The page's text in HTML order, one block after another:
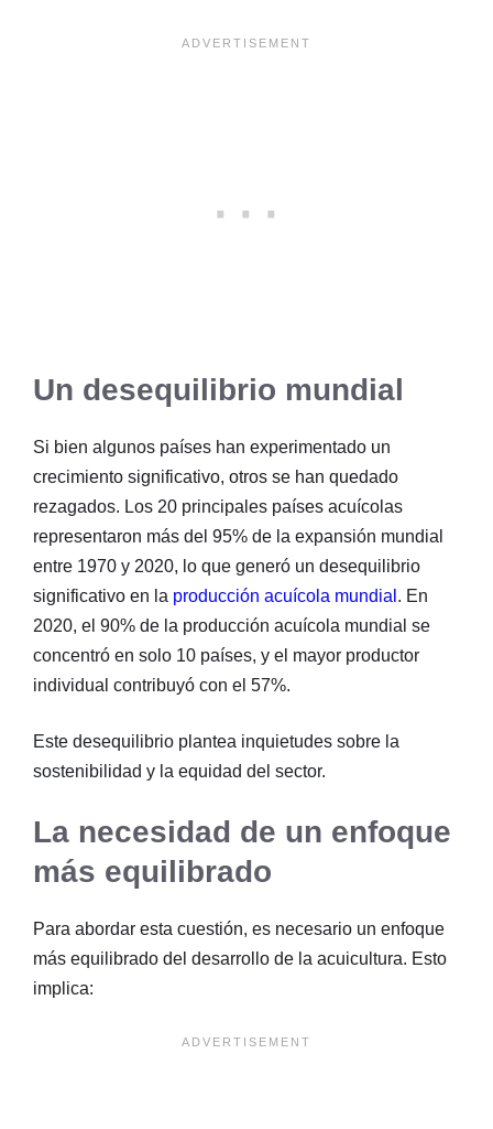
Un desequilibrio mundial
Si bien algunos países han experimentado un
crecimiento significativo, otros se han quedado
rezagados. Los 20 principales países acuícolas
representaron más del 95% de la expansión mundial
entre 1970 y 2020, lo que generó un desequilibrio
significativo en la producción acuícola mundial . En
2020, el 90% de la producción acuícola mundial se
concentró en solo 10 países, y el mayor productor
individual contribuyó con el 57%.
Este desequilibrio plantea inquietudes sobre la
sostenibilidad y la equidad del sector.
La necesidad de un enfoque
más equilibrado
Para abordar esta cuestión, es necesario un enfoque
más equilibrado del desarrollo de la acuicultura. Esto
implica: